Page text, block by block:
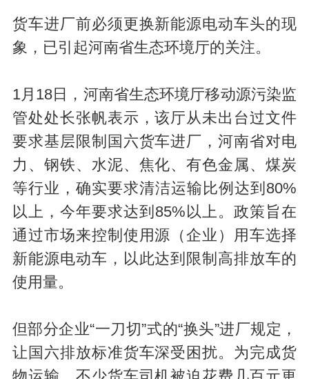
货车进厂前必须更换新能源电动车头的现
象，已引起河南省生态环境厅的关注。
1月18日，河南省生态环境厅移动源污染监
管处处长张帆表示，该厅从未出台过文件
要求基层限制国六货车进厂，河南省对电
力、钢铁、水泥、焦化、有色金属、煤炭
等行业，确实要求清洁运输比例达到80%
以上，今年要求达到85%以上。政策旨在
通过市场来控制使用源（企业）用车选择
新能源电动车，以此达到限制高排放车的
使用量。
但部分企业“一刀切”式的“换头”进厂规定，
让国六排放标准货车深受困扰。为完成货